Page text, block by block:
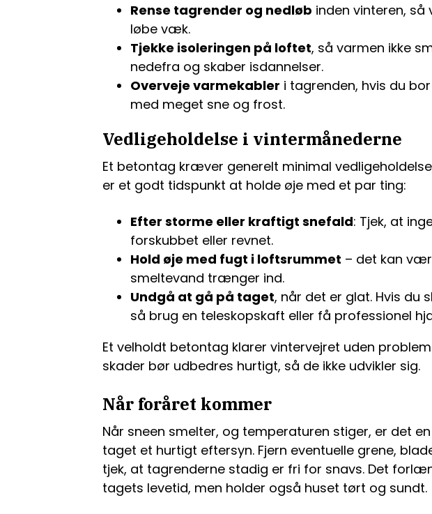
Rense tagrender og nedløb inden vinteren, så
løbe væk.
Tjekke isoleringen på loftet, så varmen ikke
nedefra og skaber isdannelser.
Overveje varmekabler i tagrenden, hvis du
med meget sne og frost.
Vedligeholdelse i vintermånederne
Et betontag kræver generelt minimal
er et godt tidspunkt at holde øje med et par ting:
Efter storme eller kraftigt snefald: Tjek, at
forskubbet eller revnet.
Hold øje med fugt i loftsrummet – det kan
smeltevand trænger ind.
Undgå at gå på taget, når det er glat. Hvis du
så brug en teleskopskaft eller få professionel
Et velholdt betontag klarer vintervejret uden
skader bør udbedres hurtigt, så de ikke udvikler sig.
Når foråret kommer
Når sneen smelter, og temperaturen stiger, er det
taget et hurtigt eftersyn. Fjern eventuelle grene,
tjek, at tagrenderne stadig er fri for snavs. Det
tagets levetid, men holder også huset tørt og sundt.